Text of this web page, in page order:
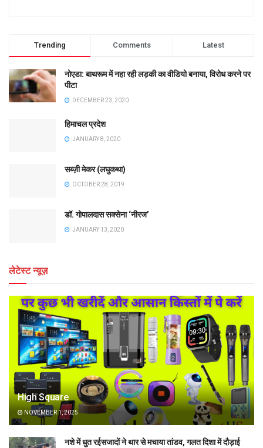
Trending Comments Latest
नोएडा: बाथरूम में नहा रही लड़की का वीडियो बनाया, विरोध करने पर
पीटा
DECEMBER 23, 2020
हिमाचल प्रदेश
JANUARY 8, 2020
सब्ज़ी मेकर (लघुकथा)
OCTOBER 28, 2019
डॉ. गोपालदास सक्सेना ‘नीरज’
JANUARY 13, 2020
लेटेस्ट न्यूज़
High Square
NOVEMBER 1, 2025
नशे में धुत रईसजादों ने थार से मचाया तांडव, गलत दिशा में दौड़ाई